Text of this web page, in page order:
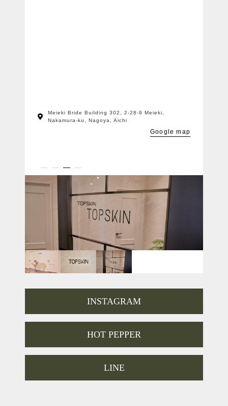
Meieki Bride Building 302, 2-28-9 Meieki,
Nakamura-ku, Nagoya, Aichi
Google map
INSTAGRAM
HOT PEPPER
LINE